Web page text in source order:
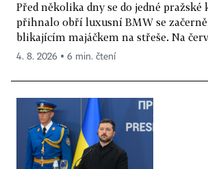
Před několika dny se do jedné
přihnalo obří luxusní BMW se
blikajícím majáčkem na střeše. Na
4. 8. 2026 ▪ 6 min. čtení